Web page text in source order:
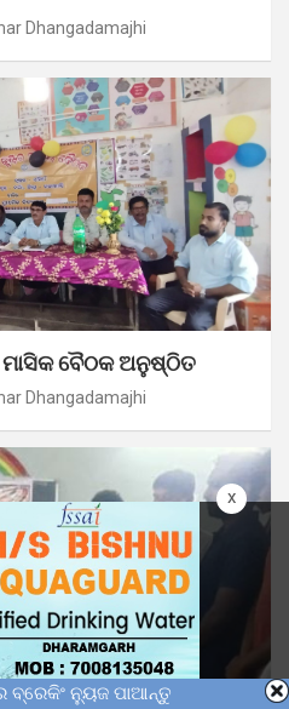
x
Dhangadamajhi
ବୈଠକ ଅନୁଷ୍ଠିତ
Dhangadamajhi
ବ୍ରେକିଂ ନ୍ୟୁଜ ପାଆନ୍ତୁ